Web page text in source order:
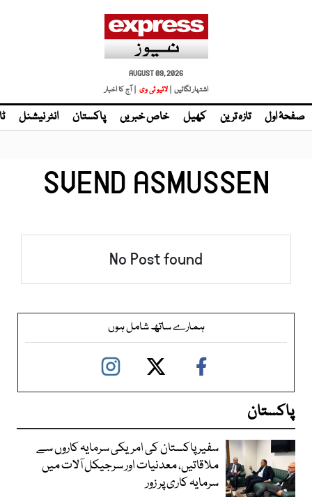
AUGUST 09, 2026
اشتہار لگائیں | لائیو ٹی وی | آج کا اخبار
صفحۂ اول تازہ ترین کھیل خاص خبریں پاکستان انٹر نیشنل
SVEND ASMUSSEN
No Post found
ہمارے ساتھ شامل ہوں
پاکستان
سفیر پاکستان کی امریکی سرمایہ کاروں سے
ملاقاتیں، معدنیات اور سرجیکل آلات میں
سرمایہ کاری پر زور